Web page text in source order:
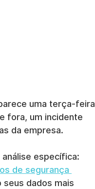
uma terça-feira
fora, um incidente
da empresa.
análise específica:
de segurança
seus dados mais